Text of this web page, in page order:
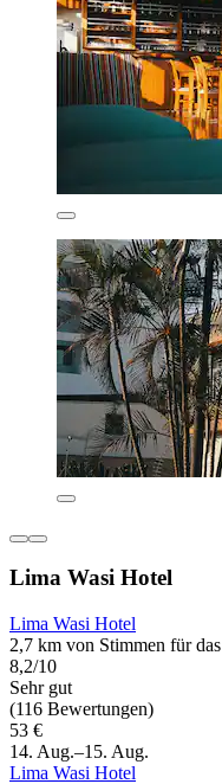
Lima Wasi Hotel
Lima Wasi Hotel
2,7 km von Stimmen für
8,2/10
Sehr gut
(116 Bewertungen)
53 €
14. Aug.–15. Aug.
Lima Wasi Hotel